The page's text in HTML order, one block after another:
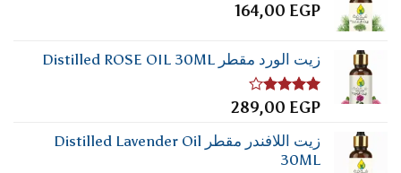
164,00 EGP
زيت الورد مقطر Distilled ROSE OIL 30ML
تم
من
5
289,00 EGP
زيت اللافندر مقطر Distilled Lavender Oil
30ML